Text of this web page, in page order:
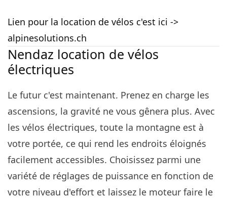
Lien pour la location de vélos c'est ici ->
alpinesolutions.ch
Nendaz location de vélos
électriques
Le futur c'est maintenant. Prenez en charge les
ascensions, la gravité ne vous gênera plus. Avec
les vélos électriques, toute la montagne est à
votre portée, ce qui rend les endroits éloignés
facilement accessibles. Choisissez parmi une
variété de réglages de puissance en fonction de
votre niveau d'effort et laissez le moteur faire le